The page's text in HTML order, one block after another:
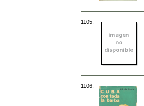
1105.
1106.